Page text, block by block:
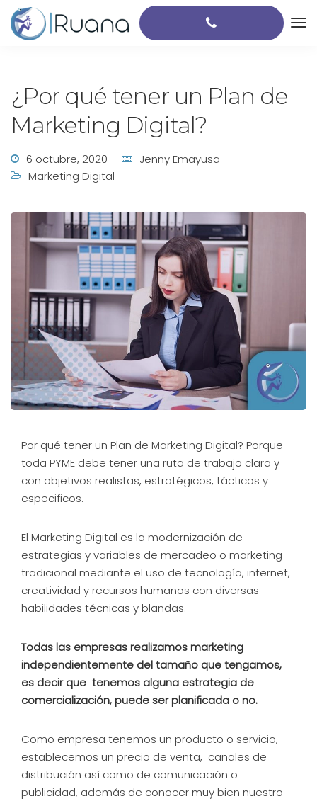
¿Por qué tener un Plan de
Marketing Digital?
6 octubre, 2020
Jenny Emayusa
Marketing Digital
Por qué tener un Plan de Marketing Digital? Porque
toda PYME debe tener una ruta de trabajo clara y
con objetivos realistas, estratégicos, tácticos y
especificos.
El Marketing Digital es la modernización de
estrategias y variables de mercadeo o marketing
tradicional mediante el uso de tecnología, internet,
creatividad y recursos humanos con diversas
habilidades técnicas y blandas.
Todas las empresas realizamos marketing
independientemente del tamaño que tengamos,
es decir que tenemos alguna estrategia de
comercialización, puede ser planificada o no.
Como empresa tenemos un producto o servicio,
establecemos un precio de venta, canales de
distribución así como de comunicación o
publicidad, además de conocer muy bien nuestro